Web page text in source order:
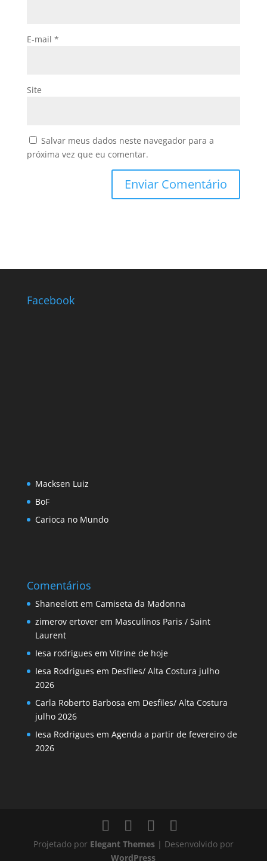
E-mail *
Site
Salvar meus dados neste navegador para a
próxima vez que eu comentar.
Facebook
Macksen Luiz
BoF
Carioca no Mundo
Comentários
Shaneelottem Camiseta da Madonna
zimerov ertoverem Masculinos Paris / Saint
Laurent
Iesa rodrigues em Vitrine de hoje
Iesa Rodrigues em Desfiles/ Alta Costura julho
2026
Carla Roberto Barbosa em Desfiles/ Alta Costura
julho 2026
Iesa Rodrigues em Agenda a partir de fevereiro de
2026
Projetado por Elegant Themes| Desenvolvido por
WordPress